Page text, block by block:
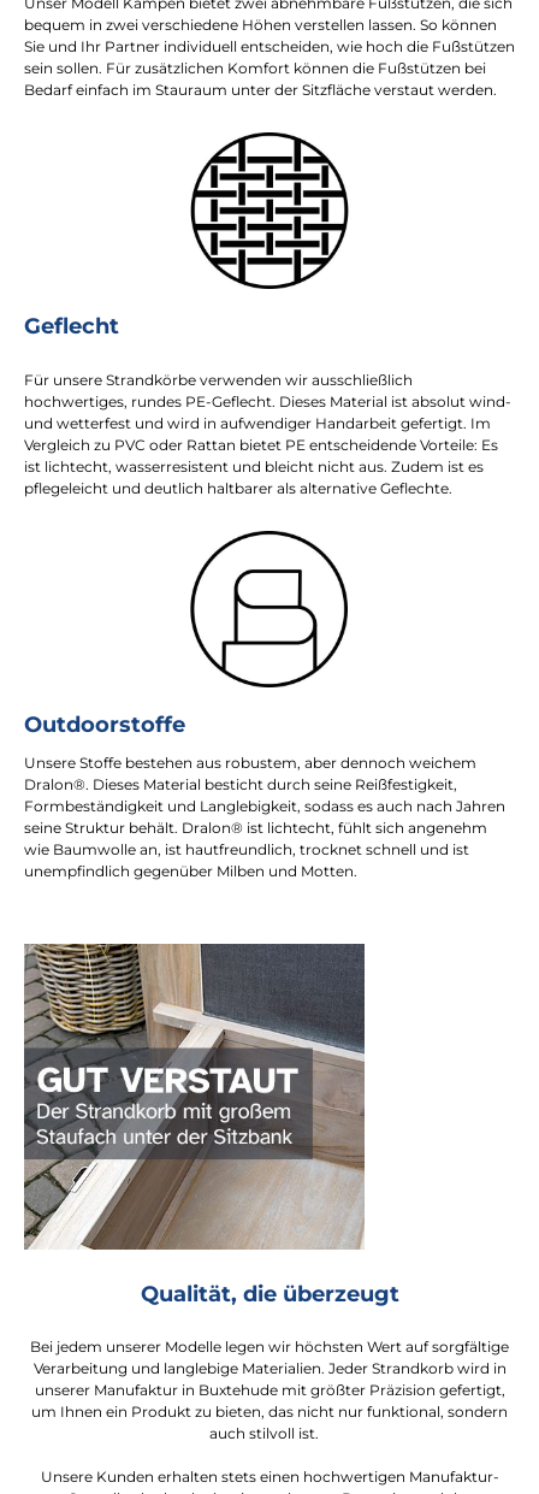
bequem in zwei verschiedene Höhen verstellen lassen. So können
Sie und Ihr Partner individuell entscheiden, wie hoch die Fußstützen
sein sollen. Für zusätzlichen Komfort können die Fußstützen bei
Bedarf einfach im Stauraum unter der Sitzfläche verstaut werden.
Geflecht
Für unsere Strandkörbe verwenden wir ausschließlich
hochwertiges, rundes PE-Geflecht. Dieses Material ist absolut wind-
und wetterfest und wird in aufwendiger Handarbeit gefertigt. Im
Vergleich zu PVC oder Rattan bietet PE entscheidende Vorteile: Es
ist lichtecht, wasserresistent und bleicht nicht aus. Zudem ist es
pflegeleicht und deutlich haltbarer als alternative Geflechte.
Outdoorstoffe
Unsere Stoffe bestehen aus robustem, aber dennoch weichem
Dralon®. Dieses Material besticht durch seine Reißfestigkeit,
Formbeständigkeit und Langlebigkeit, sodass es auch nach Jahren
seine Struktur behält. Dralon® ist lichtecht, fühlt sich angenehm
wie Baumwolle an, ist hautfreundlich, trocknet schnell und ist
unempfindlich gegenüber Milben und Motten.
Qualität, die überzeugt
Bei jedem unserer Modelle legen wir höchsten Wert auf sorgfältige
Verarbeitung und langlebige Materialien. Jeder Strandkorb wird in
unserer Manufaktur in Buxtehude mit größter Präzision gefertigt,
um Ihnen ein Produkt zu bieten, das nicht nur funktional, sondern
auch stilvoll ist.
Unsere Kunden erhalten stets einen hochwertigen Manufaktur-